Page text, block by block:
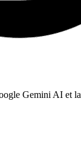
Gemini AI et